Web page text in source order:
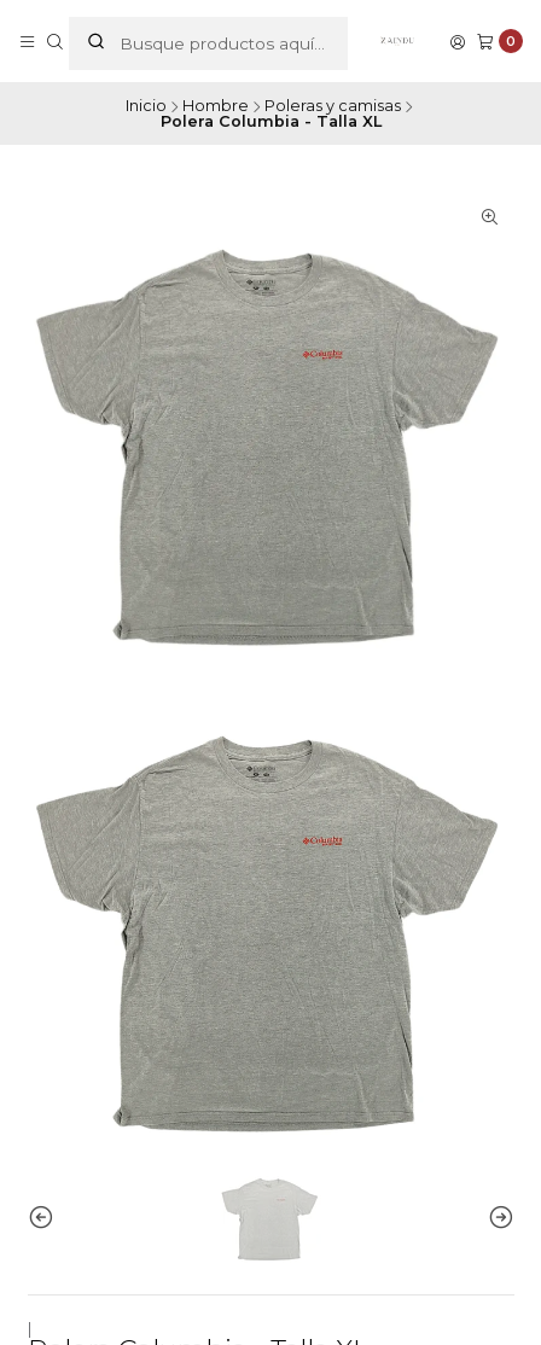
0
Inicio Hombre
Poleras y camisas
Polera Columbia - Talla XL